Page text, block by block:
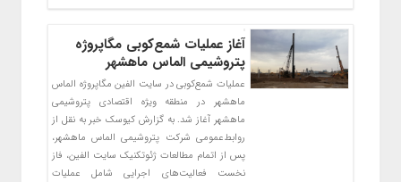
آغاز عملیات شمع‌کوبی مگاپروژه
پتروشیمی الماس ماهشهر
عملیات شمع‌کوبی در سایت الفین مگاپروژه الماس
ماهشهر در منطقه ویژه اقتصادی پتروشیمی
ماهشهر آغاز شد. به گزارش کیوسک خبر به نقل از
روابط‌عمومی شرکت پتروشیمی الماس ماهشهر،
پس از اتمام مطالعات ژئوتکنیک سایت الفین، فاز
نخست فعالیت‌های اجرایی شامل عملیات